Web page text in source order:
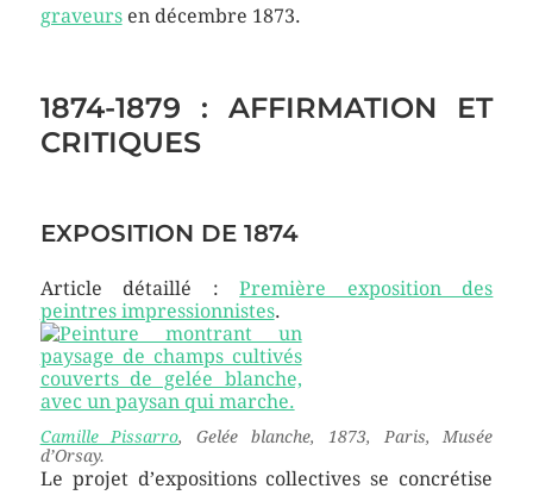
graveursen décembre 1873.
1874-1879 : AFFIRMATION ET
CRITIQUES
EXPOSITION DE 1874
Article détaillé :Première exposition des
peintres impressionnistes.
Camille Pissarro,Gelée blanche, 1873, Paris, Musée
d’Orsay.
Le projet d’expositions collectives se concrétise